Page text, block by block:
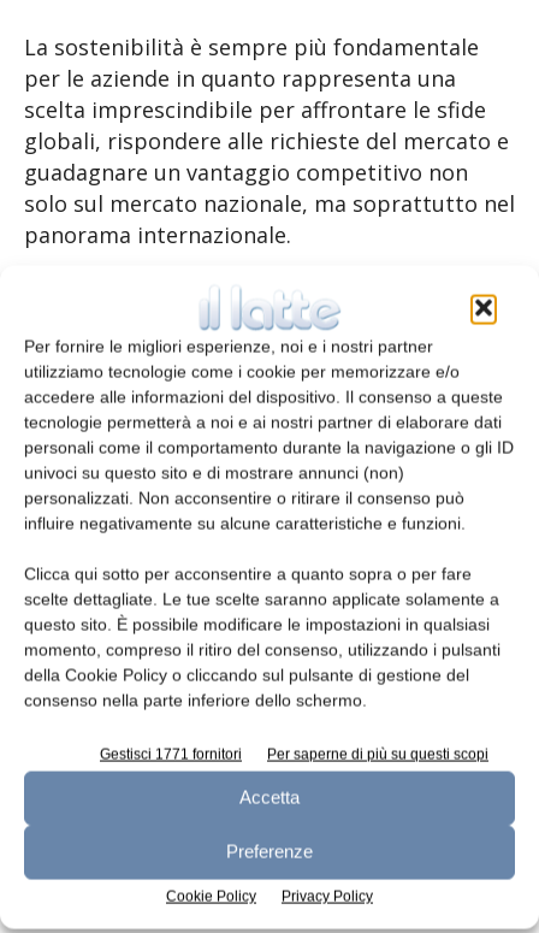
Per fornire le migliori esperienze, noi e i nostri partner
utilizziamo tecnologie come i cookie per memorizzare e/o
accedere alle informazioni del dispositivo. Il consenso a queste
tecnologie permetterà a noi e ai nostri partner di elaborare dati
personali come il comportamento durante la navigazione o gli ID
univoci su questo sito e di mostrare annunci (non)
personalizzati. Non acconsentire o ritirare il consenso può
influire negativamente su alcune caratteristiche e funzioni.
Clicca qui sotto per acconsentire a quanto sopra o per fare
scelte dettagliate. Le tue scelte saranno applicate solamente a
questo sito. È possibile modificare le impostazioni in qualsiasi
momento, compreso il ritiro del consenso, utilizzando i pulsanti
della Cookie Policy o cliccando sul pulsante di gestione del
consenso nella parte inferiore dello schermo.
Gestisci 1771 fornitori Per saperne di più su questi scopi
Accetta
Preferenze
Cookie Policy Privacy Policy
La sostenibilità è sempre più fondamentale
per le aziende in quanto rappresenta una
scelta imprescindibile per affrontare le sfide
globali, rispondere alle richieste del mercato e
guadagnare un vantaggio competitivo non
solo sul mercato nazionale, ma soprattutto nel
panorama internazionale.
La seconda edizione del Forum
Italo-Tedesco
L’export infatti rappresenta una potenza
portante per l’economia italiana ed ogni anno
garantisce la salute dell’industria. Secondo gli
ultimi dati dell’Osservatorio MECSPE, infatti,
oltre un quarto
generano dal 46 al 70% del loro fatturato
all’estero, mentre il 15% degli imprenditori
arriva a fatturare oltre il 70% all’estero.[3]
In questo senso, per cavalcare la tematica
seconda edizioneil Forum Italo-Tedesco, un
appuntamento dedicato alla transizione
industriale nel settore
cambiamenti che stanno impattando
sull’interasupply chain.